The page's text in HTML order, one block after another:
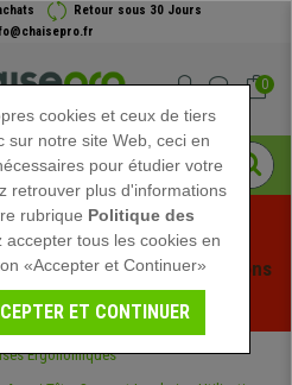
Retour sous 30 Jours
0
Chaisepro ! Des réductions
limitée - Voir l'offre
Ergonomiques
cookies et ceux de tiers
sur notre site Web, ceci en
pour étudier votre
retrouver plus d'informations
rubrique Politique des
accepter tous les cookies en
«Accepter et Continuer»
ET CONTINUER